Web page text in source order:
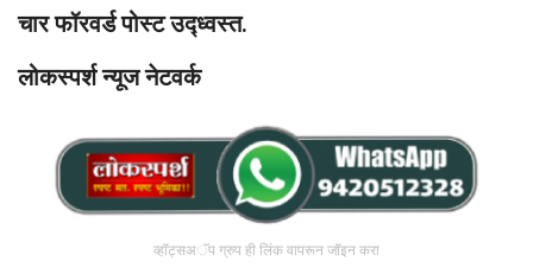
चार फॉरवर्ड पोस्ट उद्ध्वस्त.
लोकस्पर्श न्यूज नेटवर्क
व्हॉट्सअॅप ग्रुप ही लिंक वापरून जॉइन करा